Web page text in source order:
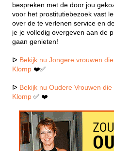
bespreken met de door jou
voor het prostitutiebezoek vast
over de te verlenen service en
je je volledig overgeven aan de
gaan genieten!
ᐅ Bekijk nu Jongere vrouwen
Klomp ❤️✅
ᐅ Bekijk nu Oudere Vrouwen
Klomp ✅ ❤️